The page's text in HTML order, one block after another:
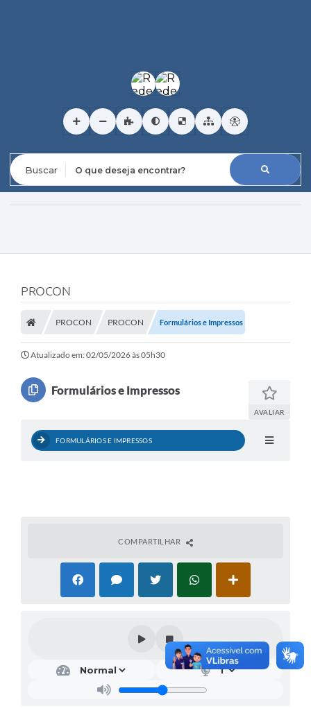
PROCON
PROCON PROCON Formulários e Impressos
Atualizado em: 02/05/2026 às 05h30
Formulários e Impressos
AVALIAR
FORMULÁRIOS E IMPRESSOS
COMPARTILHAR